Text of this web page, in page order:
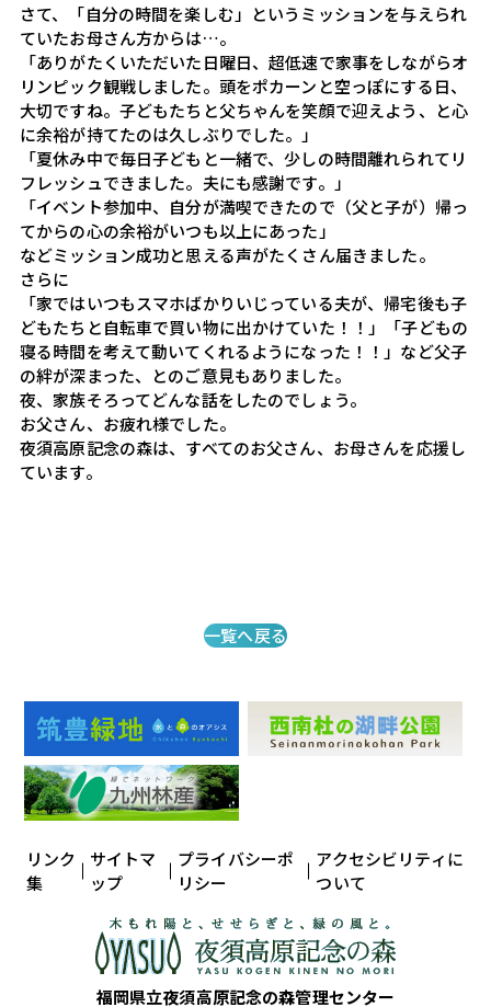
さて、「自分の時間を楽しむ」というミッションを与えられ
ていたお母さん方からは…。
「ありがたくいただいた日曜日、超低速で家事をしながらオ
リンピック観戦しました。頭をポカーンと空っぽにする日、
大切ですね。子どもたちと父ちゃんを笑顔で迎えよう、と心
に余裕が持てたのは久しぶりでした。」
「夏休み中で毎日子どもと一緒で、少しの時間離れられてリ
フレッシュできました。夫にも感謝です。」
「イベント参加中、自分が満喫できたので（父と子が）帰っ
てからの心の余裕がいつも以上にあった」
などミッション成功と思える声がたくさん届きました。
さらに
「家ではいつもスマホばかりいじっている夫が、帰宅後も子
どもたちと自転車で買い物に出かけていた！！」「子どもの
寝る時間を考えて動いてくれるようになった！！」など父子
の絆が深まった、とのご意見もありました。
夜、家族そろってどんな話をしたのでしょう。
お父さん、お疲れ様でした。
夜須高原記念の森は、すべてのお父さん、お母さんを応援し
ています。
一覧へ戻る
リンク
集
サイトマ
ップ
プライバシーポ
リシー
アクセシビリティに
ついて
福岡県立夜須高原記念の森管理センター